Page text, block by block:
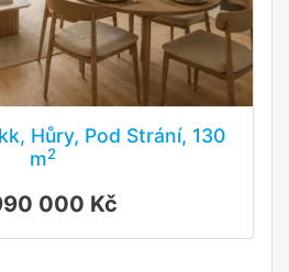
Hůry, Pod Strání, 130
m2
000 Kč